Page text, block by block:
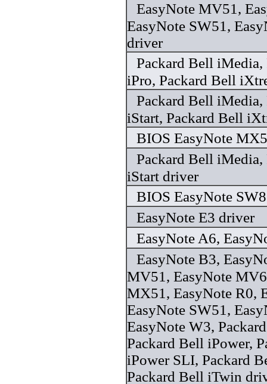
EasyNote MV51,
EasyNote SW51,
driver
Packard Bell iMedia,
iPro, Packard Bell
Packard Bell iMedia,
iStart, Packard Bell
BIOS EasyNote
Packard Bell iMedia,
iStart driver
BIOS EasyNote
EasyNote E3 driver
EasyNote A6,
EasyNote B3,
MV51, EasyNote
MX51, EasyNote R0,
EasyNote SW51,
EasyNote W3,
Packard Bell iPower,
iPower SLI, Packard
Packard Bell iTwin